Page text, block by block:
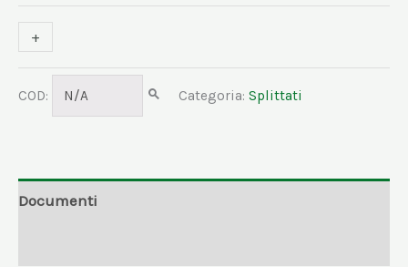
-
+
COD: N/A Categoria: Splittati
Documenti